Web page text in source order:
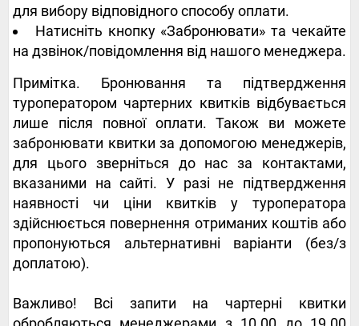
для вибору відповідного способу оплати.
Натисніть кнопку «Забронювати» та чекайте
на дзвінок/повідомлення від нашого менеджера.
Примітка. Бронювання та підтвердження
туроператором чартерних квитків відбувається
лише після повної оплати. Також ви можете
забронювати квитки за допомогою менеджерів,
для цього зверніться до нас за контактами,
вказаними на сайті. У разі не підтвердження
наявності чи ціни квитків у туроператора
здійснюється повернення отриманих коштів або
пропонуються альтернативні варіанти (без/з
доплатою).
Важливо! Всі запити на чартерні квитки